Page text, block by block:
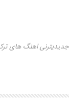
جدیدیترنی اهنگ های